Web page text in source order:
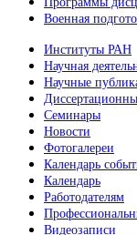
Военная
Институты РАН
Научная
Научные
Семинары
Новости
Фотогалереи
Календарь
Календарь
Работодателям
Видеозаписи